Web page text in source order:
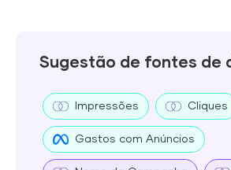
Sugestão de fontes de
Impressões Cliques
Gastos com Anúncios